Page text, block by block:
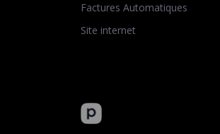
Factures Automatiques
Site internet